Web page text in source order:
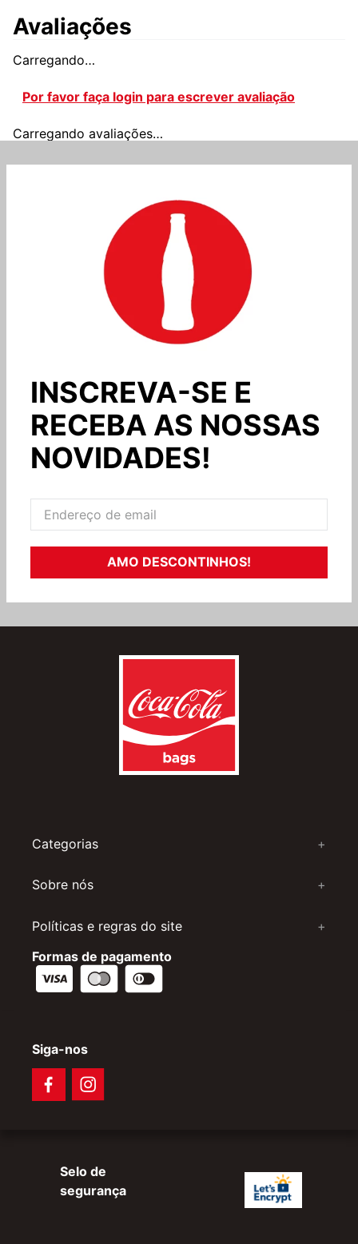
Avaliações
Carregando…
Por favor faça login para escrever avaliação
Carregando avaliações…
INSCREVA-SE E
RECEBA AS NOSSAS
NOVIDADES!
AMO DESCONTINHOS!
Categorias +
Sobre nós +
Políticas e regras do site
+
Formas de pagamento
Siga-nos
Selo de
segurança